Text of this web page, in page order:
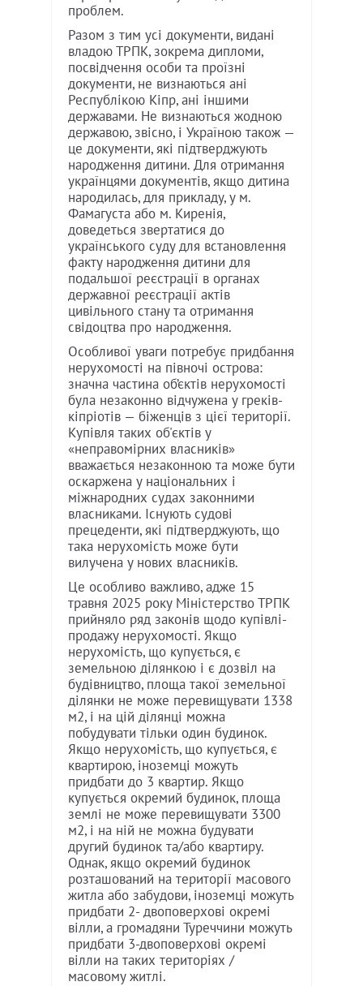
проблем.
Разом з тим усі документи, видані
владою ТРПК, зокрема дипломи,
посвідчення особи та проїзні
документи, не визнаються ані
Республікою Кіпр, ані іншими
державами. Не визнаються жодною
державою, звісно, і Україною також —
це документи, які підтверджують
народження дитини. Для отримання
українцями документів, якщо дитина
народилась, для прикладу, у м.
Фамагуста або м. Киренія,
доведеться звертатися до
українського суду для встановлення
факту народження дитини для
подальшої реєстрації в органах
державної реєстрації актів
цивільного стану та отримання
свідоцтва про народження.
Особливої уваги потребує придбання
нерухомості на півночі острова:
значна частина об’єктів нерухомості
була незаконно відчужена у греків-
кіпріотів — біженців з цієї території.
Купівля таких об'єктів у
«неправомірних власників»
вважається незаконною та може бути
оскаржена у національних і
міжнародних судах законними
власниками. Існують судові
прецеденти, які підтверджують, що
така нерухомість може бути
вилучена у нових власників.
Це особливо важливо, адже 15
травня 2025 року Міністерство ТРПК
прийняло ряд законів щодо купівлі-
продажу нерухомості. Якщо
нерухомість, що купується, є
земельною ділянкою і є дозвіл на
будівництво, площа такої земельної
ділянки не може перевищувати 1338
м2, і на цій ділянці можна
побудувати тільки один будинок.
Якщо нерухомість, що купується, є
квартирою, іноземці можуть
придбати до 3 квартир. Якщо
купується окремий будинок, площа
землі не може перевищувати 3300
м2, і на ній не можна будувати
другий будинок та/або квартиру.
Однак, якщо окремий будинок
розташований на території масового
житла або забудови, іноземці можуть
придбати 2- двоповерхові окремі
вілли, а громадяни Туреччини можуть
придбати 3-двоповерхові окремі
вілли на таких територіях /
масовому житлі.